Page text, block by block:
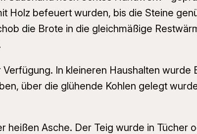
Holz befeuert wurden, bis die Steine
die Brote in die gleichmäßige
In kleineren Haushalten
über die glühende Kohlen gelegt
heißen Asche. Der Teig wurde in Tücher